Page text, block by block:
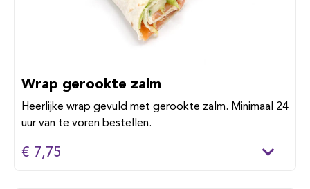
Wrap gerookte zalm
Heerlijke wrap gevuld met gerookte zalm. Minimaal 24
uur van te voren bestellen.
€ 7,75